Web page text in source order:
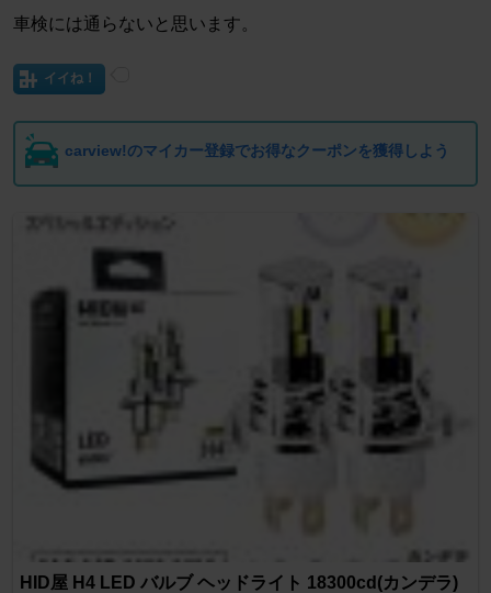
車検には通らないと思います。
イイね！
carview!のマイカー登録でお得なクーポンを獲得しよう
HID屋 H4 LED バルブ ヘッドライト 18300cd(カンデラ)